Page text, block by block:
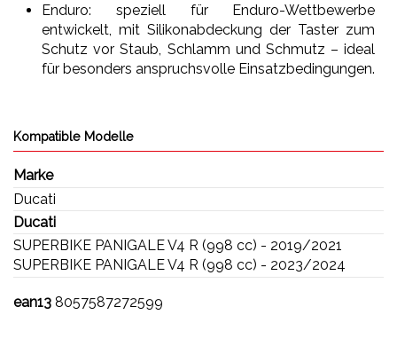
Enduro: speziell für Enduro-Wettbewerbe
entwickelt, mit Silikonabdeckung der Taster zum
Schutz vor Staub, Schlamm und Schmutz – ideal
für besonders anspruchsvolle Einsatzbedingungen.
Kompatible Modelle
Marke
Ducati
Ducati
SUPERBIKE PANIGALE V4 R (998 cc) - 2019/2021
SUPERBIKE PANIGALE V4 R (998 cc) - 2023/2024
ean13 8057587272599